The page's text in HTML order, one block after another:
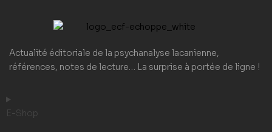
Actualité éditoriale de la psychanalyse lacanienne,
références, notes de lecture… La surprise à portée de ligne !
E-Shop